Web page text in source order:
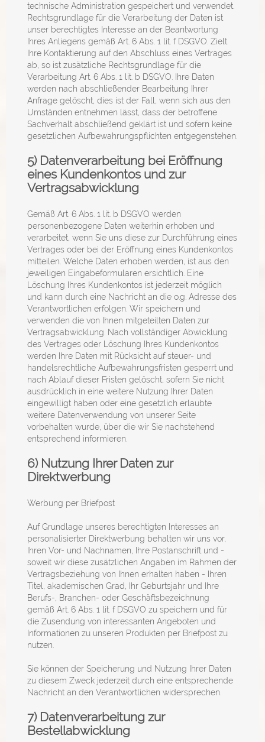
technische Administration gespeichert und verwendet.
Rechtsgrundlage für die Verarbeitung der Daten ist
unser berechtigtes Interesse an der Beantwortung
Ihres Anliegens gemäß Art. 6 Abs. 1 lit. f DSGVO. Zielt
Ihre Kontaktierung auf den Abschluss eines Vertrages
ab, so ist zusätzliche Rechtsgrundlage für die
Verarbeitung Art. 6 Abs. 1 lit. b DSGVO. Ihre Daten
werden nach abschließender Bearbeitung Ihrer
Anfrage gelöscht, dies ist der Fall, wenn sich aus den
Umständen entnehmen lässt, dass der betroffene
Sachverhalt abschließend geklärt ist und sofern keine
gesetzlichen Aufbewahrungspflichten entgegenstehen.
5) Datenverarbeitung bei Eröffnung
eines Kundenkontos und zur
Vertragsabwicklung
Gemäß Art. 6 Abs. 1 lit. b DSGVO werden
personenbezogene Daten weiterhin erhoben und
verarbeitet, wenn Sie uns diese zur Durchführung eines
Vertrages oder bei der Eröffnung eines Kundenkontos
mitteilen. Welche Daten erhoben werden, ist aus den
jeweiligen Eingabeformularen ersichtlich. Eine
Löschung Ihres Kundenkontos ist jederzeit möglich
und kann durch eine Nachricht an die o.g. Adresse des
Verantwortlichen erfolgen. Wir speichern und
verwenden die von Ihnen mitgeteilten Daten zur
Vertragsabwicklung. Nach vollständiger Abwicklung
des Vertrages oder Löschung Ihres Kundenkontos
werden Ihre Daten mit Rücksicht auf steuer- und
handelsrechtliche Aufbewahrungsfristen gesperrt und
nach Ablauf dieser Fristen gelöscht, sofern Sie nicht
ausdrücklich in eine weitere Nutzung Ihrer Daten
eingewilligt haben oder eine gesetzlich erlaubte
weitere Datenverwendung von unserer Seite
vorbehalten wurde, über die wir Sie nachstehend
entsprechend informieren.
6) Nutzung Ihrer Daten zur
Direktwerbung
Werbung per Briefpost
Auf Grundlage unseres berechtigten Interesses an
personalisierter Direktwerbung behalten wir uns vor,
Ihren Vor- und Nachnamen, Ihre Postanschrift und -
soweit wir diese zusätzlichen Angaben im Rahmen der
Vertragsbeziehung von Ihnen erhalten haben - Ihren
Titel, akademischen Grad, Ihr Geburtsjahr und Ihre
Berufs-, Branchen- oder Geschäftsbezeichnung
gemäß Art. 6 Abs. 1 lit. f DSGVO zu speichern und für
die Zusendung von interessanten Angeboten und
Informationen zu unseren Produkten per Briefpost zu
nutzen.
Sie können der Speicherung und Nutzung Ihrer Daten
zu diesem Zweck jederzeit durch eine entsprechende
Nachricht an den Verantwortlichen widersprechen.
7) Datenverarbeitung zur
Bestellabwicklung